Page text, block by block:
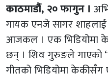
काठमाडौं, २० फागुन ।
गायक एनजे सागर
आजकल । एक भिडियोमा
छन् । शिव गुरुङले गाएको
गीतको भिडियोमा